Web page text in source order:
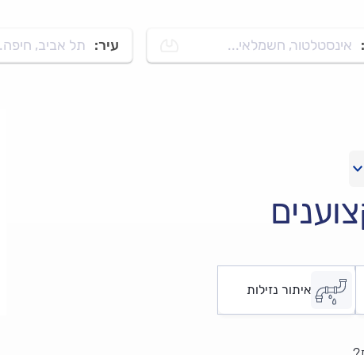
אינסטלטור, חשמלאי... עיר: תל אביב,
איתור נזילות